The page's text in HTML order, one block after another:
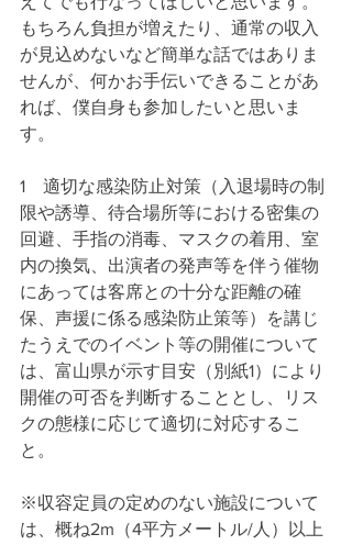
もちろん負担が増えたり、通常の収入
が見込めないなど簡単な話ではありま
せんが、何かお手伝いできることがあ
れば、僕自身も参加したいと思いま
す。
1　適切な感染防止対策（入退場時の制
限や誘導、待合場所等における密集の
回避、手指の消毒、マスクの着用、室
内の換気、出演者の発声等を伴う催物
にあっては客席との十分な距離の確
保、声援に係る感染防止策等）を講じ
たうえでのイベント等の開催について
は、富山県が示す目安（別紙1）により
開催の可否を判断することとし、リス
クの態様に応じて適切に対応するこ
と。
※収容定員の定めのない施設について
は、概ね2m（4平方メートル/人）以上